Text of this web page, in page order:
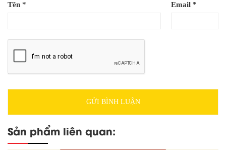
Tên * Email *
Sản phẩm liên quan: